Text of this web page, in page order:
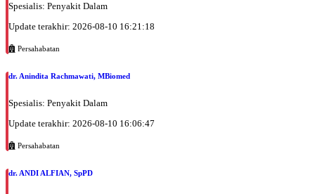
Spesialis: Penyakit Dalam
Update terakhir: 2026-08-10 16:21:18
Persahabatan
dr. Anindita Rachmawati, MBiomed
Spesialis: Penyakit Dalam
Update terakhir: 2026-08-10 16:06:47
Persahabatan
dr. ANDI ALFIAN, SpPD